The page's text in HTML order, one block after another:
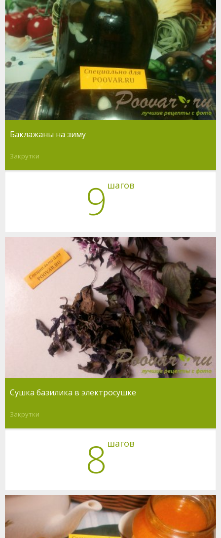
Баклажаны на зиму
Закрутки
9 шагов
Сушка базилика в электросушке
Закрутки
8 шагов